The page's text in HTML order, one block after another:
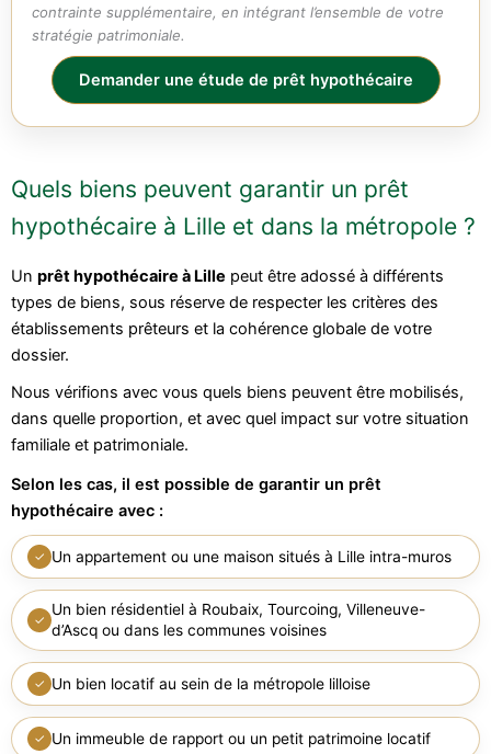
contrainte supplémentaire, en intégrant l’ensemble de votre
stratégie patrimoniale.
Demander une étude de prêt hypothécaire
Quels biens peuvent garantir un prêt
hypothécaire à Lille et dans la métropole ?
Un prêt hypothécaire à Lille peut être adossé à différents
types de biens, sous réserve de respecter les critères des
établissements prêteurs et la cohérence globale de votre
dossier.
Nous vérifions avec vous quels biens peuvent être mobilisés,
dans quelle proportion, et avec quel impact sur votre situation
familiale et patrimoniale.
Selon les cas, il est possible de garantir un prêt
hypothécaire avec :
✓ Un appartement ou une maison situés à Lille intra-muros
✓
Un bien résidentiel à Roubaix, Tourcoing, Villeneuve-
d’Ascq ou dans les communes voisines
✓ Un bien locatif au sein de la métropole lilloise
✓ Un immeuble de rapport ou un petit patrimoine locatif